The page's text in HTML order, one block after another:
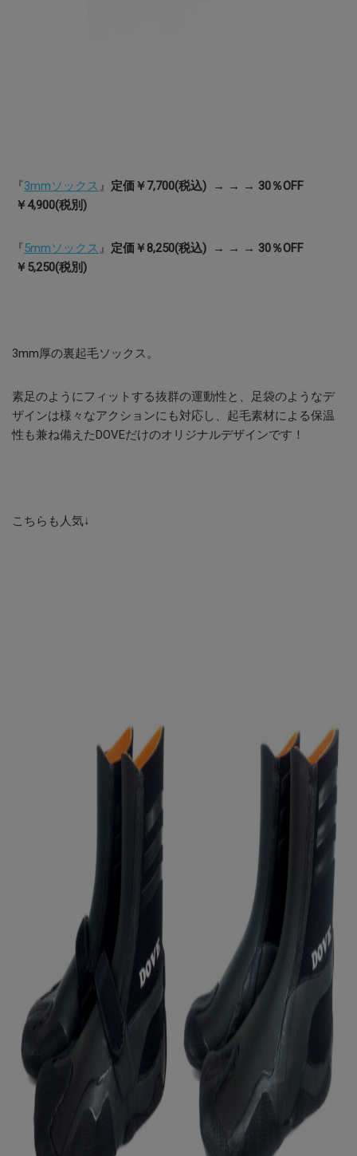
『3mmソックス 』 定価￥7,700(税込) → → → 30％OFF
￥4,900(税別)
『5mmソックス 』 定価￥8,250(税込) → → → 30％OFF
￥5,250(税別)
3mm厚の裏起毛ソックス。
素足のようにフィットする抜群の運動性と、足袋のようなデ
ザインは様々なアクションにも対応し、起毛素材による保温
性も兼ね備えたDOVEだけのオリジナルデザインです！
こちらも人気↓